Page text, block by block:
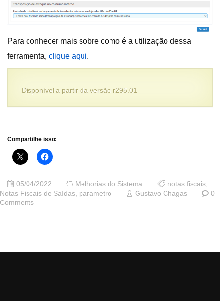
Para conhecer mais sobre como é a utilização dessa
ferramenta, clique aqui.
Disponível a partir da versão r295.01
Compartilhe isso:
05/04/2022 Melhorias do Sistema notas fiscais,
Notas Fiscais de Saídas, parametro Gustavo Chagas
0
Comments